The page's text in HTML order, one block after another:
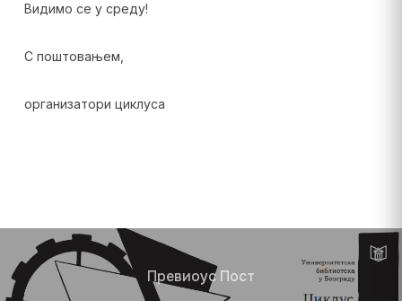
Видимо се у среду!
С поштовањем,
организатори циклуса
Превиоус Пост